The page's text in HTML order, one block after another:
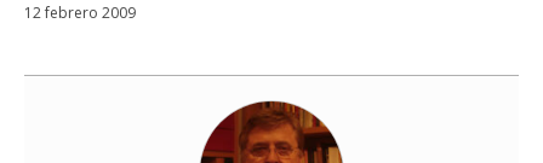
12 febrero 2009